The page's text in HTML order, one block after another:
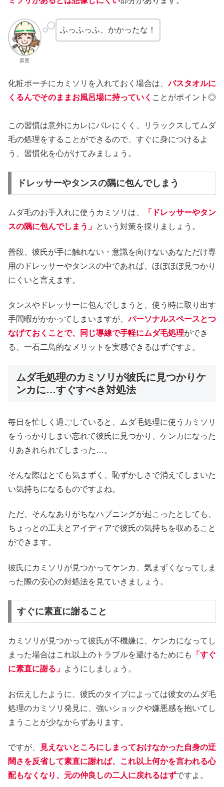
浜見
ふっふっふ、かかったな！
化粧ポーチにカミソリを入れておく場合は、バスタオルに
くるんでそのままお風呂場に持っていく ことがポイント◎
この習慣は意外にカレにバレにくく、リラックスしてムダ
毛の処理をすることができるので、すぐに身につけるよ
う、習慣化を心がけてみましょう。
ドレッサーやタンスの隅に包んでしまう
ムダ毛のお手入れに使うカミソリは、
「ドレッサーやタン
スの隅に包んでしまう」 という対策を採りましょう。
普段、彼氏が手に触れない・意識を向けないあなただけ専
用のドレッサーやタンスの中であれば、ほぼほぼ見つかり
にくいと言えます。
タンスやドレッサーに包んでしまうと、使う時に取り出す
手間暇がかかってしまいますが、パーソナルスペースとつ
なげておくことで、同じ導線で手軽にムダ毛処理ができ
る、一石二鳥的なメリットを実感できるはずですよ。
ムダ毛処理のカミソリが彼氏に見つかりケ
ンカに…すぐすべき対処法
毎日を忙しく過ごしていると、ムダ毛処理に使うカミソリ
をうっかりしまい忘れて彼氏に見つかり、ケンカになった
りあきれられてしまった…。
そんな際はとても気まずく、恥ずかしさで消えてしまいた
い気持ちになるものですよね。
ただ、そんなありがちなハプニングが起こったとしても、
ちょっとの工夫とアイディアで彼氏の気持ちを収めること
ができます。
彼氏にカミソリが見つかってケンカ、気まずくなってしま
った際の安心の対処法を見ていきましょう。
すぐに素直に謝ること
カミソリが見つかって彼氏が不機嫌に、ケンカになってし
まった場合はこれ以上のトラブルを避けるためにも
「すぐ
に素直に謝る」 ようにしましょう。
お伝えしたように、彼氏のタイプによっては彼女のムダ毛
処理のカミソリ発見に、強いショックや嫌悪感を抱いてし
まうことが少なからずあります。
ですが、
見えないところにしまっておけなかった自身の迂
闊さを反省して素直に謝れば、これ以上何かを言われる心
配もなくなり、元の仲良しの二人に戻れるはずですよ。